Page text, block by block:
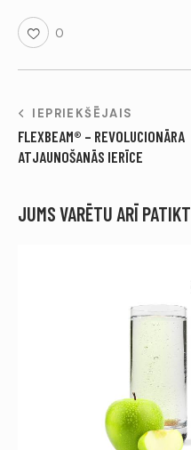
0
IEPRIEKŠĒJAIS
FLEXBEAM® – REVOLUCIONĀRA
ATJAUNOŠANĀS IERĪCE
JUMS VARĒTU ARĪ PATIKT